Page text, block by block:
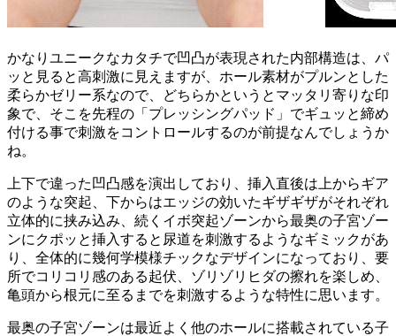
かなりユニークなカタチで凹凸が表現された内部構造は、パ
ッと見ると高刺激に見えますが、ホール素材がプルンとした
柔らかゼリー系なので、どちらかというとマッタリ寄りな印
象で、そこを先程の「プレッシングパッド」でギュッと締め
付ける事で刺激をコントロールするのが前提なんでしょうか
ね。
上下で違った凹凸感を演出しており、挿入直後は上からギア
のような突起、下からはエッジの効いたギザギザがそれぞれ
立体的に挟み込み、続くイボ突起ゾーンから最奥の子宮ゾー
ンにクポッと挿入すると尿道を刺激するようなギミックがあ
り、全体的に幾何学模様チックなデザインになっており、要
所でコリコリ感のある起伏、ゾリゾリヒダの擦れを楽しめ、
亀頭から根元に至るまでを刺激するような特性に思います。
最奥の子宮ゾーンは最近よく他のホールに搭載されている子